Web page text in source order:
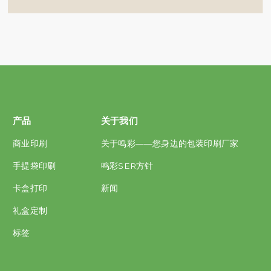
产品
商业印刷
手提袋印刷
卡盒打印
礼盒定制
标签
关于我们
关于鸣彩——您身边的包装印刷厂家
鸣彩SER方针
新闻